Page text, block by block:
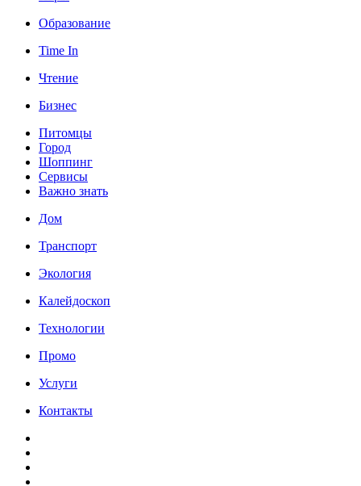
Образование
Time In
Чтение
Бизнес
Питомцы
Город
Шоппинг
Сервисы
Важно знать
Дом
Транспорт
Экология
Калейдоскоп
Технологии
Промо
Услуги
Контакты